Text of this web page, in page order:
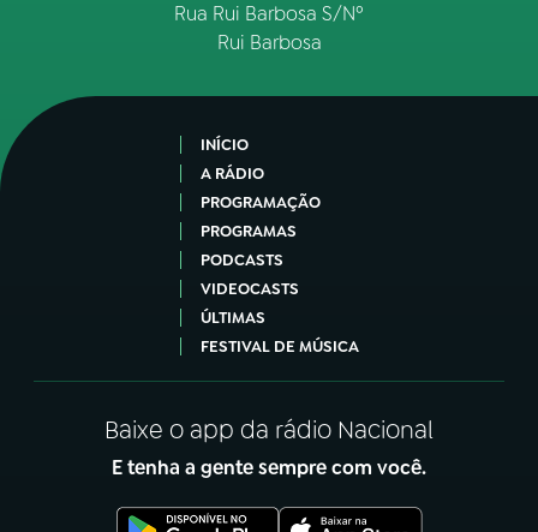
Rua Rui Barbosa S/Nº
Rui Barbosa
INÍCIO
A RÁDIO
PROGRAMAÇÃO
PROGRAMAS
PODCASTS
VIDEOCASTS
ÚLTIMAS
FESTIVAL DE MÚSICA
Baixe o app da rádio Nacional
E tenha a gente sempre com você.